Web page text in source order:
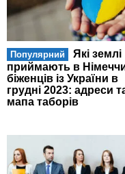
Популярний
Які землі
приймають в
біженців із України в
грудні 2023: адреси
мапа таборів